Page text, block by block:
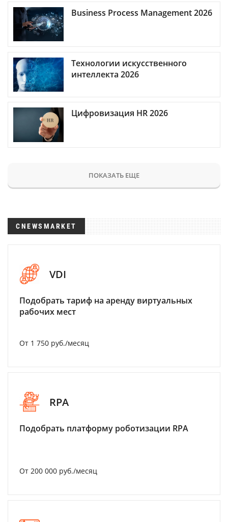
Business Process Management 2026
Технологии искусственного
интеллекта 2026
Цифровизация HR 2026
ПОКАЗАТЬ ЕЩЕ
CNEWSMARKET
VDI
Подобрать тариф на аренду виртуальных
рабочих мест
От 1 750 руб./месяц
RPA
Подобрать платформу роботизации RPA
От 200 000 руб./месяц